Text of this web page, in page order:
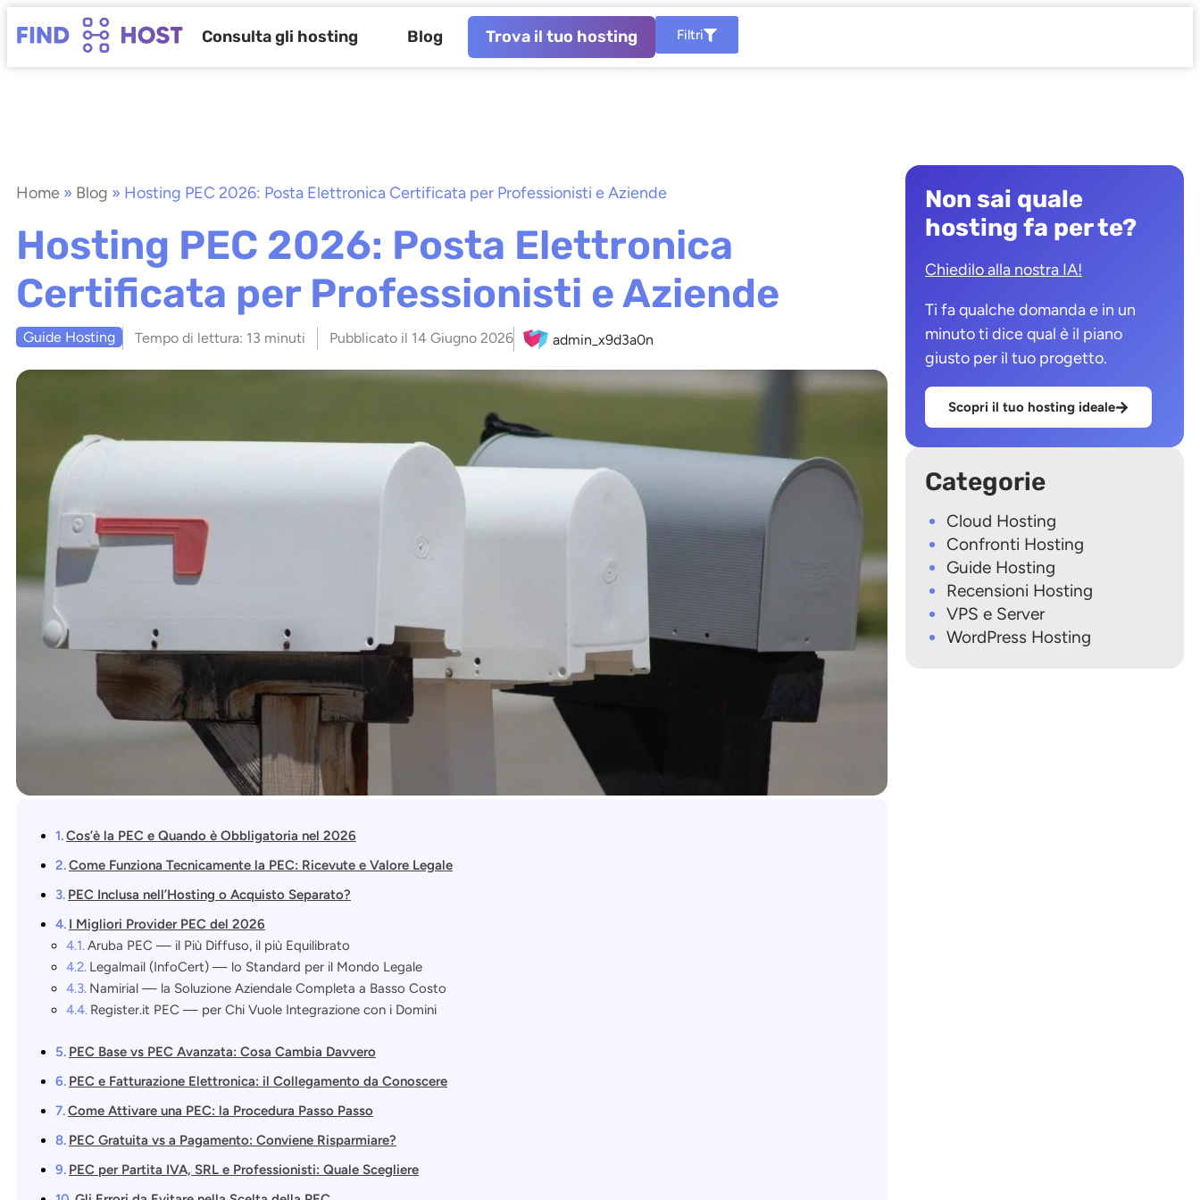
Consulta gli hosting Blog Trova il tuo hosting Filtri
Home » Blog » Hosting PEC 2026: Posta Elettronica Certificata per Professionisti e Aziende
Hosting PEC 2026: Posta Elettronica
Certificata per Professionisti e Aziende
Guide Hosting Tempo di lettura: 13 minuti Pubblicato il 14 Giugno 2026 admin_x9d3a0n
Cos’è la PEC e Quando è Obbligatoria nel 2026
Come Funziona Tecnicamente la PEC: Ricevute e Valore Legale
PEC Inclusa nell’Hosting o Acquisto Separato?
I Migliori Provider PEC del 2026
Aruba PEC — il Più Diffuso, il più Equilibrato
Legalmail (InfoCert) — lo Standard per il Mondo Legale
Namirial — la Soluzione Aziendale Completa a Basso Costo
Register.it PEC — per Chi Vuole Integrazione con i Domini
PEC Base vs PEC Avanzata: Cosa Cambia Davvero
PEC e Fatturazione Elettronica: il Collegamento da Conoscere
Come Attivare una PEC: la Procedura Passo Passo
PEC Gratuita vs a Pagamento: Conviene Risparmiare?
PEC per Partita IVA, SRL e Professionisti: Quale Scegliere
Non sai quale
hosting fa per te?
Chiedilo alla nostra IA!
Ti fa qualche domanda e in un
minuto ti dice qual è il piano
giusto per il tuo progetto.
Scopri il tuo hosting ideale
Categorie
Cloud Hosting
Confronti Hosting
Guide Hosting
Recensioni Hosting
VPS e Server
WordPress Hosting